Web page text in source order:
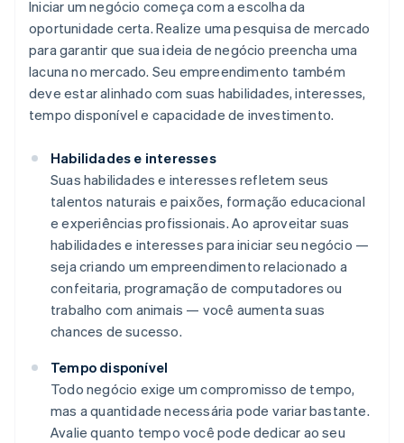
Iniciar um negócio começa com a escolha da
oportunidade certa. Realize uma pesquisa de mercado
para garantir que sua ideia de negócio preencha uma
lacuna no mercado. Seu empreendimento também
deve estar alinhado com suas habilidades, interesses,
tempo disponível e capacidade de investimento.
Habilidades e interesses
Suas habilidades e interesses refletem seus
talentos naturais e paixões, formação educacional
e experiências profissionais. Ao aproveitar suas
habilidades e interesses para iniciar seu negócio —
seja criando um empreendimento relacionado a
confeitaria, programação de computadores ou
trabalho com animais — você aumenta suas
chances de sucesso.
Tempo disponível
Todo negócio exige um compromisso de tempo,
mas a quantidade necessária pode variar bastante.
Avalie quanto tempo você pode dedicar ao seu